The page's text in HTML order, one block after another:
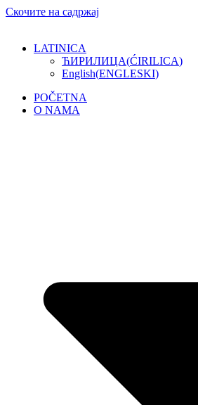
Скочите на садржај
LATINICA
ЋИРИЛИЦА(ĆIRILICA)
English(ENGLESKI)
POČETNA
O NAMA